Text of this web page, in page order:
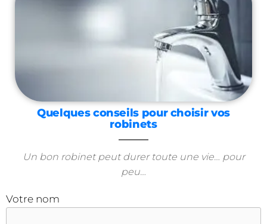
Quelques conseils pour choisir vos
robinets
Un bon robinet peut durer toute une vie… pour
peu…
Votre nom